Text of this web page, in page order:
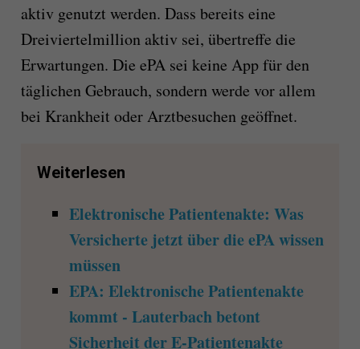
aktiv genutzt werden. Dass bereits eine
Dreiviertelmillion aktiv sei, übertreffe die
Erwartungen. Die ePA sei keine App für den
täglichen Gebrauch, sondern werde vor allem
bei Krankheit oder Arztbesuchen geöffnet.
Weiterlesen
Elektronische Patientenakte: Was
Versicherte jetzt über die ePA wissen
müssen
EPA: Elektronische Patientenakte
kommt - Lauterbach betont
Sicherheit der E-Patientenakte